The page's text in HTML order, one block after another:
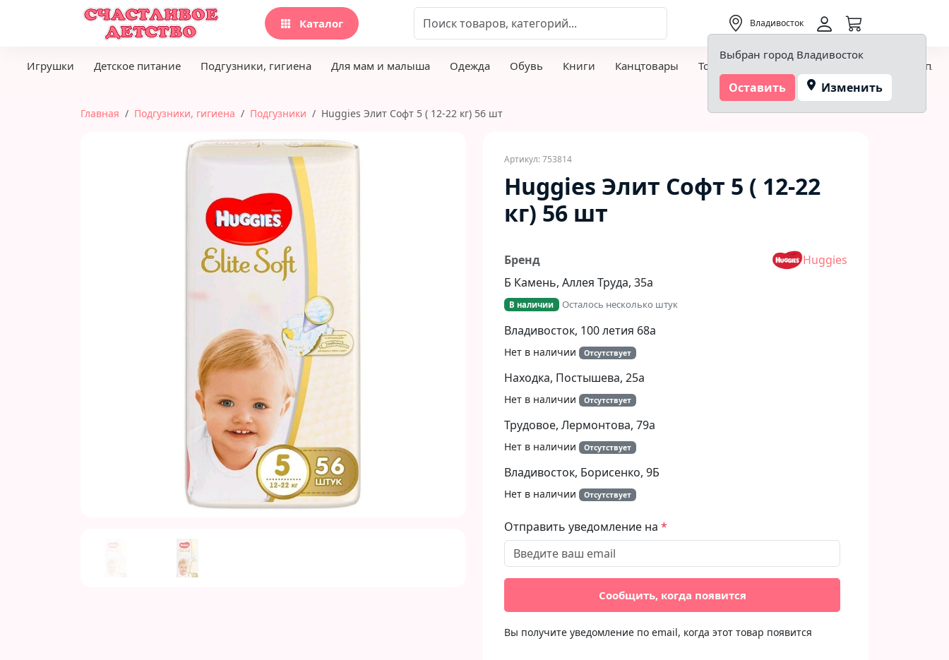
Каталог Владивосток
Выбран город Владивосток
Оставить Изменить
Игрушки Детское питание Подгузники, гигиена Для мам и малыша Одежда Обувь Книги Канцтовары Товары для творчества и хобби Детская
Главная Подгузники, гигиена Подгузники Huggies Элит Софт 5 ( 12-22 кг) 56 шт
Артикул: 753814
Huggies Элит Софт 5 ( 12-22
кг) 56 шт
Бренд
Huggies
Б Камень, Аллея Труда, 35а
В наличии Осталось несколько штук
Владивосток, 100 летия 68а
Нет в наличии Отсутствует
Находка, Постышева, 25а
Нет в наличии Отсутствует
Трудовое, Лермонтова, 79а
Нет в наличии Отсутствует
Владивосток, Борисенко, 9Б​
Нет в наличии Отсутствует
Отправить уведомление на
Сообщить, когда появится
Вы получите уведомление по email, когда этот товар появится